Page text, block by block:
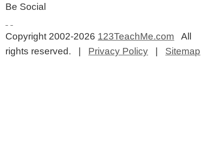
Be Social
Copyright 2002-2026 123TeachMe.com All
rights reserved. | Privacy Policy Sitemap